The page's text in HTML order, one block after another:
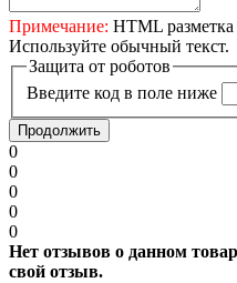
Примечание: HTML
Используйте обычный текст.
Защита от роботов
Введите код в поле ниже
Продолжить
0
0
0
0
0
Нет отзывов о данном
свой отзыв.